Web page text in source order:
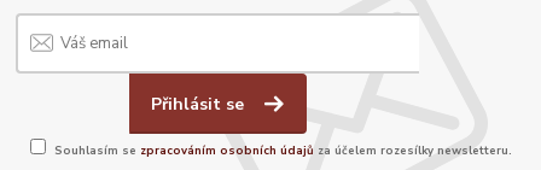
Přihlásit se
Souhlasím se zpracováním osobních údajů za účelem rozesílky newsletteru.